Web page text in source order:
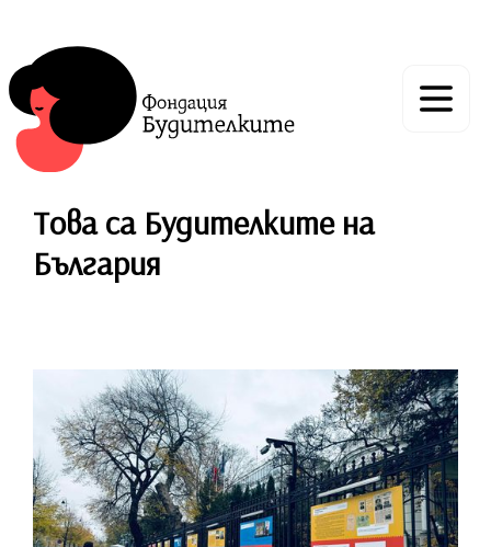
Това са Будителките на
България